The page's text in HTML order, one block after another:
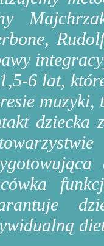
6 lat,
muzyki,
dziecka